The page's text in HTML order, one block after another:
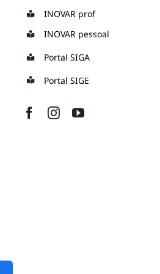
INOVAR prof
INOVAR pessoal
Portal SIGA
Portal SIGE